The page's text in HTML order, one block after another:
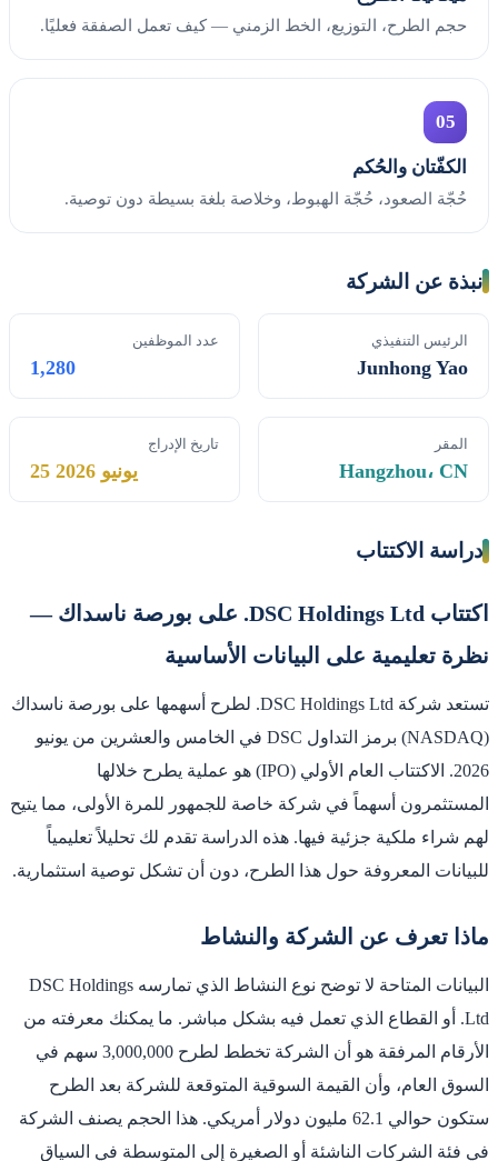
حجم الطرح، التوزيع، الخط الزمني — كيف تعمل الصفقة فعليًا.
05
الكفّتان والحُكم
حُجّة الصعود، حُجّة الهبوط، وخلاصة بلغة بسيطة دون توصية.
نبذة عن الشركة
الرئيس التنفيذي
Junhong Yao
عدد الموظفين
1,280
المقر
Hangzhou، CN
تاريخ الإدراج
25 يونيو 2026
دراسة الاكتتاب
اكتتاب DSC Holdings Ltd. على بورصة ناسداك —
نظرة تعليمية على البيانات الأساسية
تستعد شركة DSC Holdings Ltd. لطرح أسهمها على بورصة ناسداك
(NASDAQ) برمز التداول DSC في الخامس والعشرين من يونيو
2026. الاكتتاب العام الأولي (IPO) هو عملية يطرح خلالها
المستثمرون أسهماً في شركة خاصة للجمهور للمرة الأولى، مما يتيح
لهم شراء ملكية جزئية فيها. هذه الدراسة تقدم لك تحليلاً تعليمياً
للبيانات المعروفة حول هذا الطرح، دون أن تشكل توصية استثمارية.
ماذا تعرف عن الشركة والنشاط
البيانات المتاحة لا توضح نوع النشاط الذي تمارسه DSC Holdings
Ltd. أو القطاع الذي تعمل فيه بشكل مباشر. ما يمكنك معرفته من
الأرقام المرفقة هو أن الشركة تخطط لطرح 3,000,000 سهم في
السوق العام، وأن القيمة السوقية المتوقعة للشركة بعد الطرح
ستكون حوالي 62.1 مليون دولار أمريكي. هذا الحجم يصنف الشركة
في فئة الشركات الناشئة أو الصغيرة إلى المتوسطة في السياق